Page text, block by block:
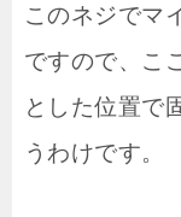
このネジでマ
ですので、こ
とした位置で
うわけです。